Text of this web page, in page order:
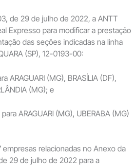
de 29 de julho de 2022, a ANTT
Expresso para modificar a prestação
das seções indicadas na linha
(SP), 12-0193-00:
ARAGUARI (MG), BRASÍLIA (DF),
(MG); e
ARAGUARI (MG), UBERABA (MG)
relacionadas no Anexo da
29 de julho de 2022 para a